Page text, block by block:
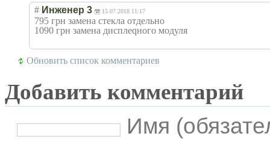
# Инженер 3 15.07.2018 11:17
795 грн замена стекла отдельно
1090 грн замена дисплеqного модуля
Обновить список комментариев
Добавить комментарий
Имя